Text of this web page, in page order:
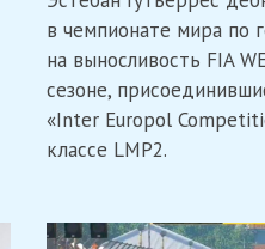
в чемпионате мира по
на выносливость FIA
сезоне,
«Inter Europol
классе LMP2.